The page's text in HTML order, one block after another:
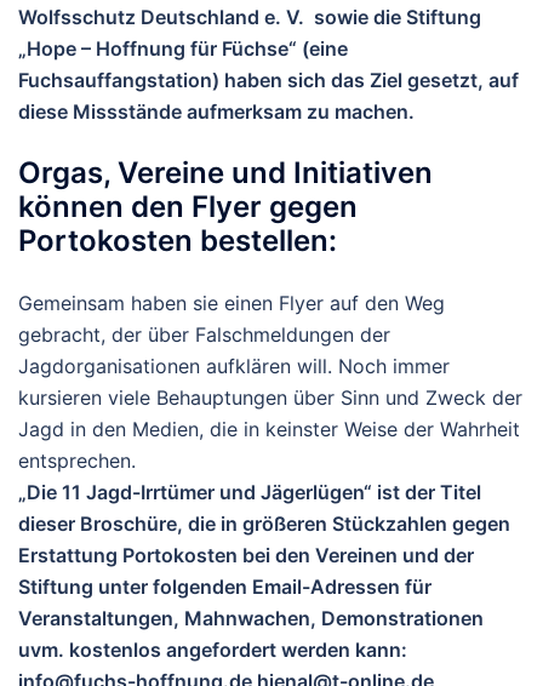
Wolfsschutz Deutschland e. V. sowie die Stiftung
„Hope – Hoffnung für Füchse“ (eine
Fuchsauffangstation) haben sich das Ziel gesetzt, auf
diese Missstände aufmerksam zu machen.
Orgas, Vereine und Initiativen
können den Flyer gegen
Portokosten bestellen:
Gemeinsam haben sie einen Flyer auf den Weg
gebracht, der über Falschmeldungen der
Jagdorganisationen aufklären will. Noch immer
kursieren viele Behauptungen über Sinn und Zweck der
Jagd in den Medien, die in keinster Weise der Wahrheit
entsprechen.
„Die 11 Jagd-Irrtümer und Jägerlügen“ ist der Titel
dieser Broschüre, die in größeren Stückzahlen gegen
Erstattung Portokosten bei den Vereinen und der
Stiftung unter folgenden Email-Adressen für
Veranstaltungen, Mahnwachen, Demonstrationen
uvm. kostenlos angefordert werden kann: